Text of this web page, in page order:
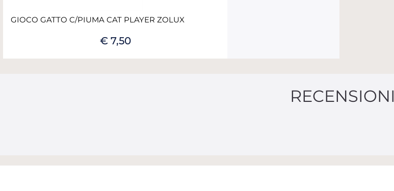
GIOCO GATTO C/PIUMA CAT PLAYER ZOLUX
€ 7,50
RECENSIONI